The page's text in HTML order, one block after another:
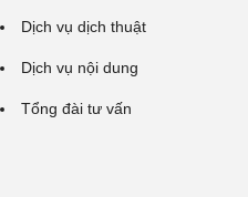
Dịch vụ dịch thuật
Dịch vụ nội dung
Tổng đài tư vấn